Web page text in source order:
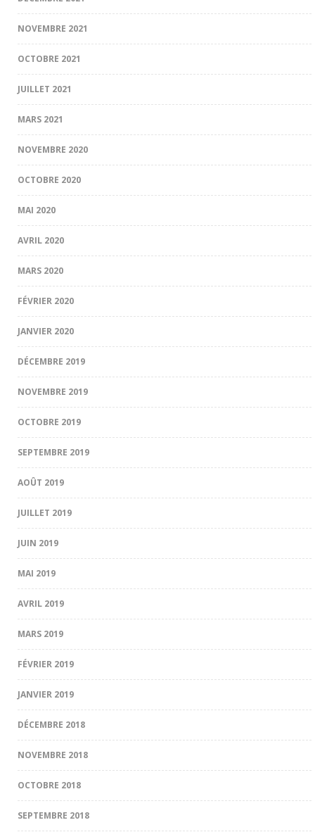
NOVEMBRE 2021
OCTOBRE 2021
JUILLET 2021
MARS 2021
NOVEMBRE 2020
OCTOBRE 2020
MAI 2020
AVRIL 2020
MARS 2020
FÉVRIER 2020
JANVIER 2020
DÉCEMBRE 2019
NOVEMBRE 2019
OCTOBRE 2019
SEPTEMBRE 2019
AOÛT 2019
JUILLET 2019
JUIN 2019
MAI 2019
AVRIL 2019
MARS 2019
FÉVRIER 2019
JANVIER 2019
DÉCEMBRE 2018
NOVEMBRE 2018
OCTOBRE 2018
SEPTEMBRE 2018